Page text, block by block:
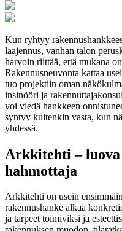
Kun ryhtyy
laajennus, vanhan talon
harvoin riittää, että mukana
Rakennusneuvonta kattaa
tuo projektiin oman
insinööri ja
voi viedä hankkeen
syntyy kuitenkin vasta, kun
yhdessä.
Arkkitehti – luova
hahmottaja
Arkkitehti on usein
rakennushanke alkaa
ja tarpeet toimiviksi ja